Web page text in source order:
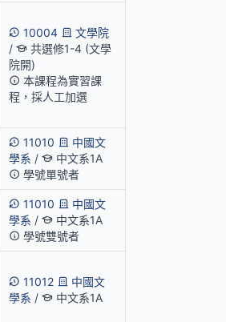
10004
文學院
/
共選修1-4 (文學
院開)
本課程為實習課
程，採人工加選
11010
中國文
學系 /
中文系1A
學號單號者
11010
中國文
學系 /
中文系1A
學號雙號者
11012
中國文
學系 / 中文系1A